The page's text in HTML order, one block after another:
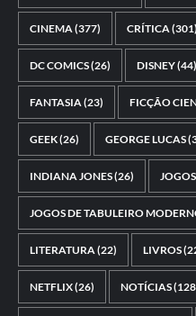
CINEMA(377) CRÍTICA(301)
DC COMICS(26) DISNEY(44)
FANTASIA(23) FICÇÃO
GEEK(26) GEORGE LUCAS
INDIANA JONES(26)
JOGOS DE TABULEIRO
LITERATURA(22) LIVROS
NETFLIX(26) NOTÍCIAS